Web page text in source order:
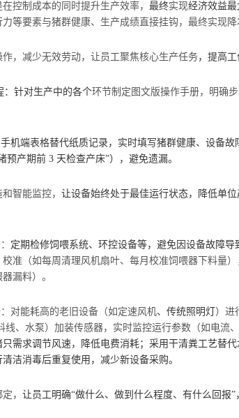
控制成本的同时提升生产效率， 最终实现经济效益
等要素与猪群健康、生产成绩直接挂钩，最终实现降
，减少无效劳动，让员工聚焦核心生产任务，提高
：针对生产中的各个环节制定图文版操作手册，明确
机端表格替代纸质记录，实时填写猪群健康、设备
预产期前 3 天检查产床”），避免遗漏。
智能监控， 让设备始终处于最佳运行状态，降低单位
定期检修饲喂系统、环控设备等，避免因设备故障导
准（如每周清理风机扇叶、每月校准饲喂器下料量
漏料）。
对能耗高的老旧设备（如定速风机、传统照明灯 ）进
线、水泵）加装传感器，实时监控运行参数（如电流
只需求调节风速，降低电费消耗；采用干清粪工艺替
洁消毒后重复使用，减少新设备采购。
， 让员工明确“做什么、做到什么程度、有什么回报”